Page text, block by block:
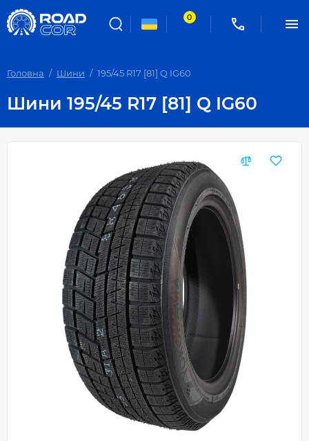
0
Головна Шини 195/45 R17 [81] Q IG60
Шини 195/45 R17 [81] Q IG60